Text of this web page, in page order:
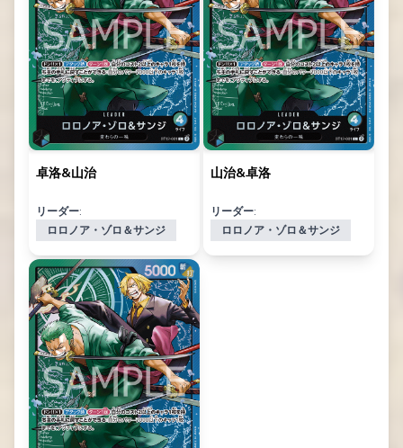
卓洛&山治
リーダー:
ロロノア・ゾロ＆サンジ
山治&卓洛
リーダー:
ロロノア・ゾロ＆サンジ